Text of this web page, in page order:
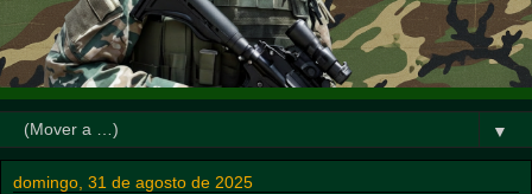
▼
domingo, 31 de agosto de 2025